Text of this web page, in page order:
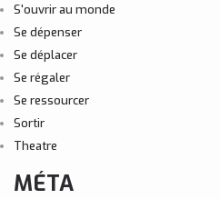
S'ouvrir au monde
Se dépenser
Se déplacer
Se régaler
Se ressourcer
Sortir
Theatre
MÉTA